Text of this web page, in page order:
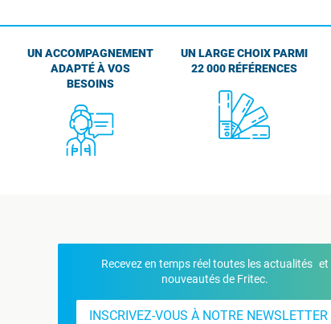
UN ACCOMPAGNEMENT
ADAPTÉ À VOS
BESOINS
UN LARGE CHOIX PARMI
22 000 RÉFÉRENCES
Recevez en temps réel toutes les actualités et
nouveautés de Fritec.
INSCRIVEZ-VOUS À NOTRE NEWSLETTER